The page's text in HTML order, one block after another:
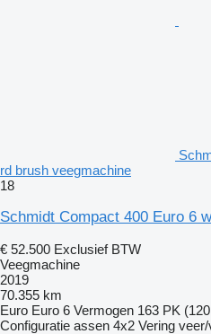
rd brush veegmachine
18
Schmidt Compact 400 Euro 6
€ 52.500 Exclusief BTW
Veegmachine
2019
70.355 km
Euro Euro 6 Vermogen 163 PK
Configuratie assen 4x2 Vering